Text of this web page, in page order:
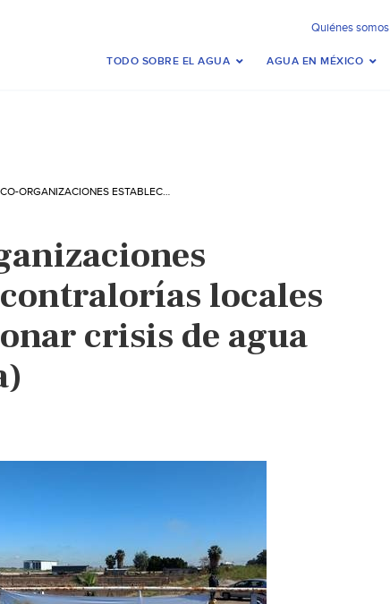
Quiénes somos
TODO SOBRE EL AGUA AGUA EN MÉXICO
MÉXICO-ORGANIZACIONES ESTABLECEN CONTRALORÍAS LOCALES PARA SOLUCIONAR CRISIS DE AGUA (LA JORNADA)
locales
crisis de agua